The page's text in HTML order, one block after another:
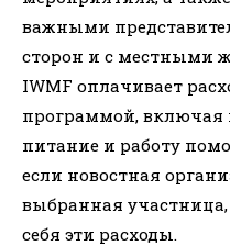
важными
сторон и с местными
IWMF оплачивает
программой, включая
питание и работу
если новостная
выбранная участница,
себя эти расходы.